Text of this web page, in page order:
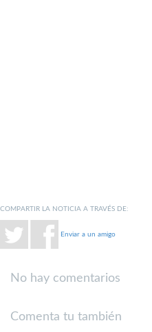
COMPARTIR LA NOTICIA A TRAVÉS DE:
Enviar a un amigo
No hay comentarios
Comenta tu también